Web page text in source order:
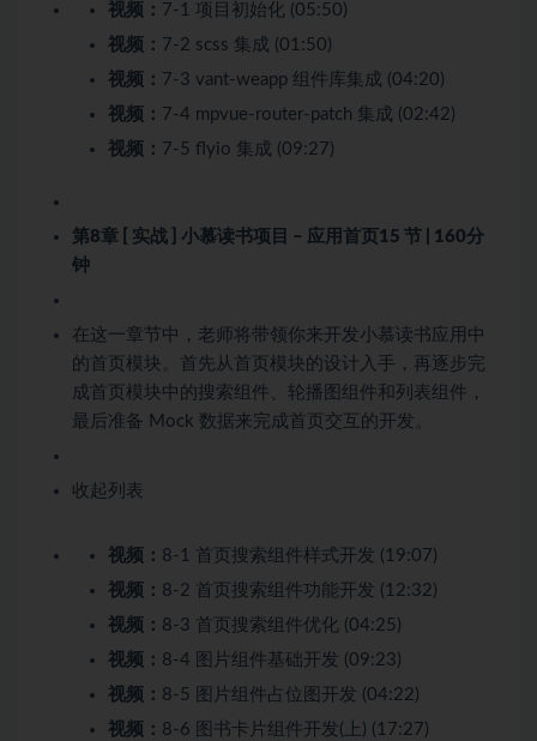
视频： 7-1 项目初始化 (05:50)
视频： 7-2 scss 集成 (01:50)
视频： 7-3 vant-weapp 组件库集成 (04:20)
视频： 7-4 mpvue-router-patch 集成 (02:42)
视频： 7-5 flyio 集成 (09:27)
第8章 [ 实战 ] 小慕读书项目 – 应用首页 15 节 | 160分
钟
在这一章节中，老师将带领你来开发小慕读书应用中
的首页模块。首先从首页模块的设计入手，再逐步完
成首页模块中的搜索组件、轮播图组件和列表组件，
最后准备 Mock 数据来完成首页交互的开发。
收起列表
视频： 8-1 首页搜索组件样式开发 (19:07)
视频： 8-2 首页搜索组件功能开发 (12:32)
视频： 8-3 首页搜索组件优化 (04:25)
视频： 8-4 图片组件基础开发 (09:23)
视频： 8-5 图片组件占位图开发 (04:22)
视频： 8-6 图书卡片组件开发(上) (17:27)